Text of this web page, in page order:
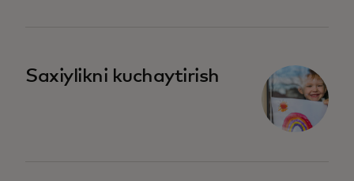
Saxiylikni kuchaytirish
opens in a new tab